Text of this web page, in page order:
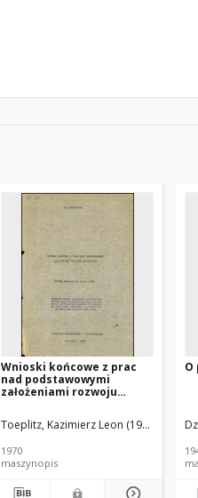
Wnioski końcowe z prac
nad podstawowymi
założeniami rozwoju
Toeplitz, Kazimierz Leon (1902-1991).
1970
maszynopis
O